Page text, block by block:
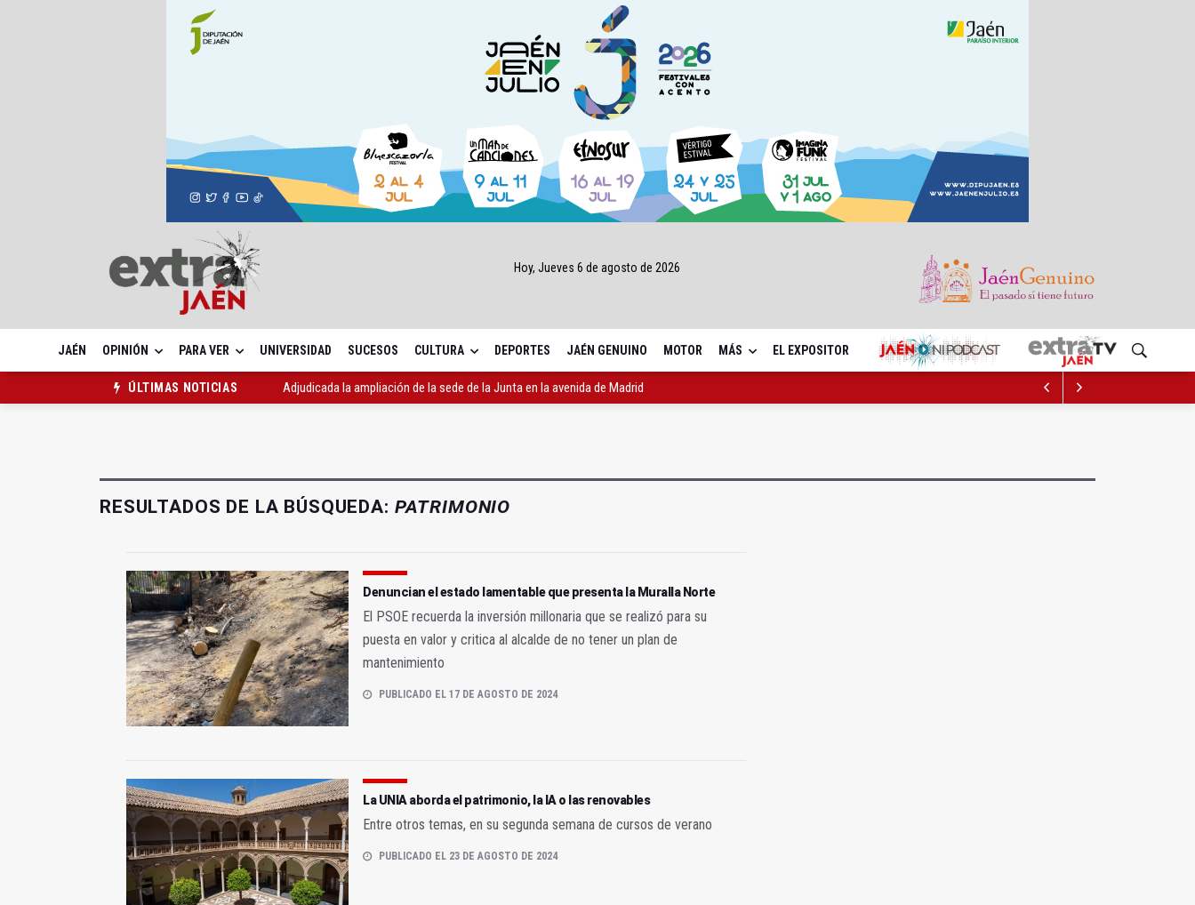
Hoy, Jueves 6 de agosto de 2026
JAÉN OPINIÓN PARA VER UNIVERSIDAD SUCESOS CULTURA DEPORTES JAÉN GENUINO MOTOR MÁS EL EXPOSITOR
ÚLTIMAS NOTICIAS
Adjudicada la ampliación de la sede de la Junta en la avenida de Madrid
RESULTADOS DE LA BÚSQUEDA: PATRIMONIO
Denuncian el estado lamentable que presenta la Muralla Norte
El PSOE recuerda la inversión millonaria que se realizó para su
puesta en valor y critica al alcalde de no tener un plan de
mantenimiento
PUBLICADO EL 17 DE AGOSTO DE 2024
La UNIA aborda el patrimonio, la IA o las renovables
Entre otros temas, en su segunda semana de cursos de verano
PUBLICADO EL 23 DE AGOSTO DE 2024